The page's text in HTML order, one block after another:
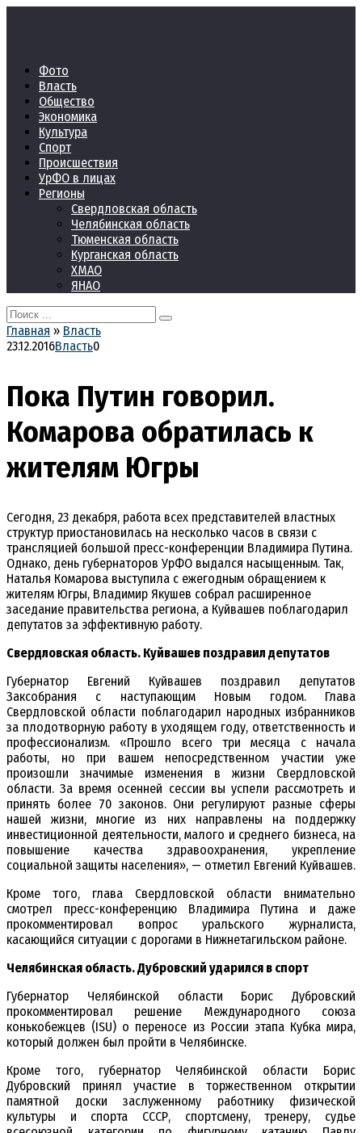
Фото
Власть
Общество
Экономика
Культура
Спорт
Происшествия
УрФО в лицах
Регионы
Свердловская область
Челябинская область
Тюменская область
Курганская область
ХМАО
ЯНАО
Search
for:
Главная » Власть
23.12.2016Власть0
Пока Путин говорил.
Комарова обратилась к
жителям Югры
Сегодня, 23 декабря, работа всех представителей властных
структур приостановилась на несколько часов в связи с
трансляцией большой пресс-конференции Владимира Путина.
Однако, день губернаторов УрФО выдался насыщенным. Так,
Наталья Комарова выступила с ежегодным обращением к
жителям Югры, Владимир Якушев собрал расширенное
заседание правительства региона, а Куйвашев поблагодарил
депутатов за эффективную работу.
Свердловская область. Куйвашев поздравил депутатов
Губернатор Евгений Куйвашев поздравил депутатов
Заксобрания с наступающим Новым годом. Глава
Свердловской области поблагодарил народных избранников
за плодотворную работу в уходящем году, ответственность и
профессионализм. «Прошло всего три месяца с начала
работы, но при вашем непосредственном участии уже
произошли значимые изменения в жизни Свердловской
области. За время осенней сессии вы успели рассмотреть и
принять более 70 законов. Они регулируют разные сферы
нашей жизни, многие из них направлены на поддержку
инвестиционной деятельности, малого и среднего бизнеса, на
повышение качества здравоохранения, укрепление
социальной защиты населения», — отметил Евгений Куйвашев.
Кроме того, глава Свердловской области внимательно
смотрел пресс-конференцию Владимира Путина и даже
прокомментировал вопрос уральского журналиста,
касающийся ситуации с дорогами в Нижнетагильском районе.
Челябинская область. Дубровский ударился в спорт
Губернатор Челябинской области Борис Дубровский
прокомментировал решение Международного союза
конькобежцев (ISU) о переносе из России этапа Кубка мира,
который должен был пройти в Челябинске.
Кроме того, губернатор Челябинской области Борис
Дубровский принял участие в торжественном открытии
памятной доски заслуженному работнику физической
культуры и спорта СССР, спортсмену, тренеру, судье